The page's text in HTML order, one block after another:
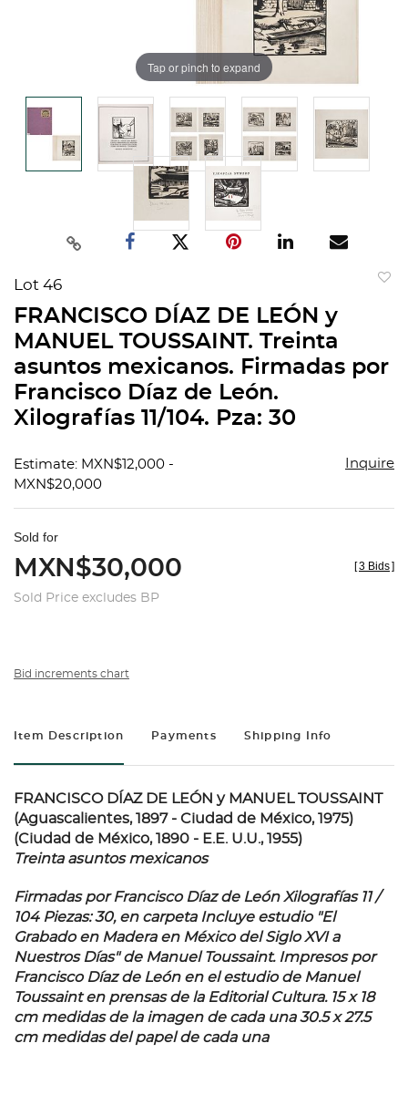
Tap or pinch to expand
Lot 46
FRANCISCO DÍAZ DE LEÓN y
MANUEL TOUSSAINT. Treinta
asuntos mexicanos. Firmadas por
Francisco Díaz de León.
Xilografías 11/104. Pza: 30
Estimate: MXN$12,000 -
MXN$20,000
Inquire
Sold for
MXN$30,000
Sold Price excludes BP
[3 Bids]
Bid increments chart
Item Description Payments Shipping Info
FRANCISCO DÍAZ DE LEÓN y MANUEL TOUSSAINT
(Aguascalientes, 1897 - Ciudad de México, 1975)
(Ciudad de México, 1890 - E.E. U.U., 1955)
Treinta asuntos mexicanos
Firmadas por Francisco Díaz de León Xilografías 11 /
104 Piezas: 30, en carpeta Incluye estudio "El
Grabado en Madera en México del Siglo XVI a
Nuestros Días" de Manuel Toussaint. Impresos por
Francisco Díaz de León en el estudio de Manuel
Toussaint en prensas de la Editorial Cultura. 15 x 18
cm medidas de la imagen de cada una 30.5 x 27.5
cm medidas del papel de cada una